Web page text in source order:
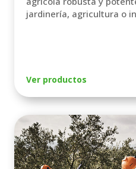
jardinería, agricultura o
Ver productos